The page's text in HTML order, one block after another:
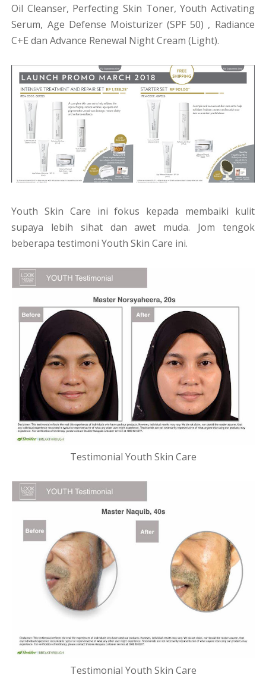
Oil Cleanser, Perfecting Skin Toner, Youth Activating
Serum, Age Defense Moisturizer (SPF 50) , Radiance
C+E dan Advance Renewal Night Cream (Light).
Youth Skin Care ini fokus kepada membaiki kulit
supaya lebih sihat dan awet muda. Jom tengok
beberapa testimoni Youth Skin Care ini.
Testimonial Youth Skin Care
Testimonial Youth Skin Care